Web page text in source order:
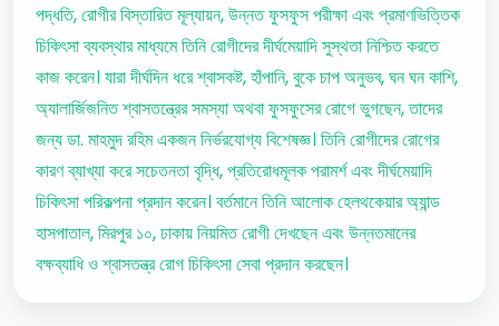
পদ্ধতি, রোগীর বিস্তারিত মূল্যায়ন, উন্নত ফুসফুস পরীক্ষা এবং প্রমাণভিত্তিক
চিকিৎসা ব্যবস্থার মাধ্যমে তিনি রোগীদের দীর্ঘমেয়াদি সুস্থতা নিশ্চিত করতে
কাজ করেন। যারা দীর্ঘদিন ধরে শ্বাসকষ্ট, হাঁপানি, বুকে চাপ অনুভব, ঘন ঘন কাশি,
অ্যালার্জিজনিত শ্বাসতন্ত্রের সমস্যা অথবা ফুসফুসের রোগে ভুগছেন, তাদের
জন্য ডা. মাহমুদ রহিম একজন নির্ভরযোগ্য বিশেষজ্ঞ। তিনি রোগীদের রোগের
কারণ ব্যাখ্যা করে সচেতনতা বৃদ্ধি, প্রতিরোধমূলক পরামর্শ এবং দীর্ঘমেয়াদি
চিকিৎসা পরিকল্পনা প্রদান করেন। বর্তমানে তিনি আলোক হেলথকেয়ার অ্যান্ড
হাসপাতাল, মিরপুর ১০, ঢাকায় নিয়মিত রোগী দেখছেন এবং উন্নতমানের
বক্ষব্যাধি ও শ্বাসতন্ত্র রোগ চিকিৎসা সেবা প্রদান করছেন।